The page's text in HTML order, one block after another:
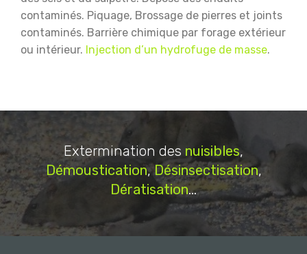
contaminés. Piquage, Brossage de pierres et joints
contaminés. Barrière chimique par forage extérieur
ou intérieur. Injection d’un hydrofuge de masse.
Extermination des nuisibles,
Démoustication,Désinsectisation,
Dératisation...